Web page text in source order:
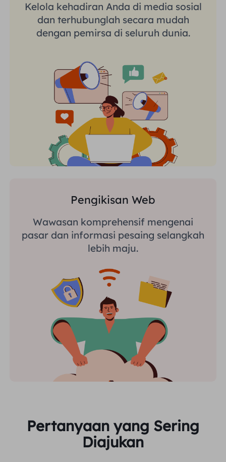
Kelola kehadiran Anda di media sosial
dan terhubunglah secara mudah
dengan pemirsa di seluruh dunia.
Pengikisan Web
Wawasan komprehensif mengenai
pasar dan informasi pesaing selangkah
lebih maju.
Pertanyaan yang Sering
Diajukan